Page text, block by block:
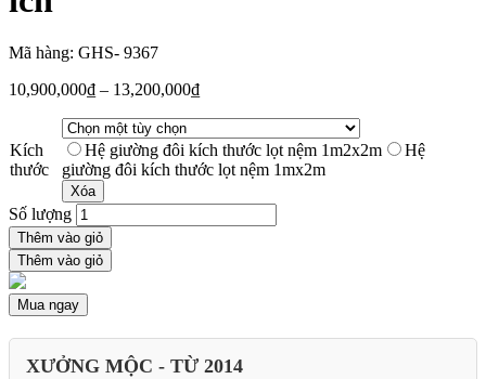
Mã hàng: GHS- 9367
10,900,000₫ – 13,200,000₫
Kích
thước
Hệ giường đôi kích thước lọt nệm 1m2x2m
Hệ
giường đôi kích thước lọt nệm 1mx2m
Xóa
Số lượng
Thêm vào giỏ
Thêm vào giỏ
Mua ngay
XƯỞNG MỘC - TỪ 2014